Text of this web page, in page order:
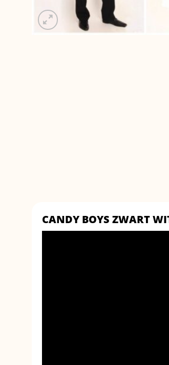
CANDY BOYS ZWART